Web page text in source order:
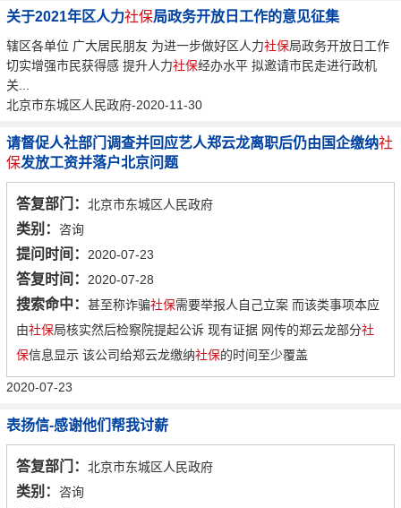
关于2021年区人力社保局政务开放日工作的意见征集
辖区各单位 广大居民朋友 为进一步做好区人力社保局政务开放日工作
切实增强市民获得感 提升人力社保经办水平 拟邀请市民走进行政机
关...
北京市东城区人民政府-2020-11-30
请督促人社部门调查并回应艺人郑云龙离职后仍由国企缴纳社
保发放工资并落户北京问题
答复部门： 北京市东城区人民政府
类别： 咨询
提问时间： 2020-07-23
答复时间： 2020-07-28
搜索命中： 甚至称诈骗社保需要举报人自己立案 而该类事项本应
由社保局核实然后检察院提起公诉 现有证据 网传的郑云龙部分社
保信息显示 该公司给郑云龙缴纳社保的时间至少覆盖
2020-07-23
表扬信-感谢他们帮我讨薪
答复部门： 北京市东城区人民政府
类别： 咨询